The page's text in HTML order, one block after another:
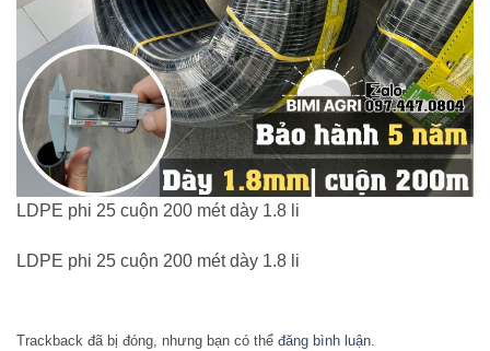
LDPE phi 25 cuộn 200 mét dày 1.8 li
LDPE phi 25 cuộn 200 mét dày 1.8 li
Trackback đã bị đóng, nhưng bạn có thể đăng bình luận.